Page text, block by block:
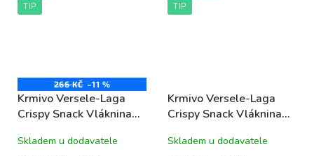
TIP
266 KČ –11 %
Krmivo Versele-Laga
Crispy Snack Vláknina
Skladem u dodavatele
TIP
Krmivo Versele-Laga
Crispy Snack Vláknina
Skladem u dodavatele